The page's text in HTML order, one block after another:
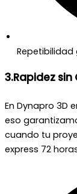
3.Rapidez
En Dynapro 3D
eso
cuando tu
express 72